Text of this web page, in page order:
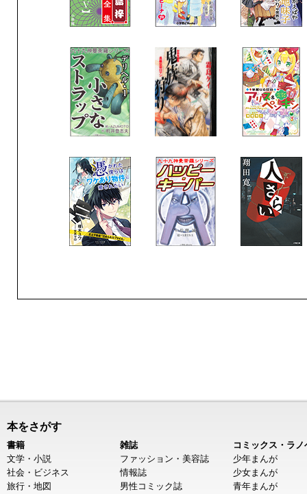
本をさがす
書籍
文学・小説
社会・ビジネス
旅行・地図
雑誌
ファッション・美容誌
情報誌
男性コミック誌
コミックス・ラノ
少年まんが
少女まんが
青年まんが